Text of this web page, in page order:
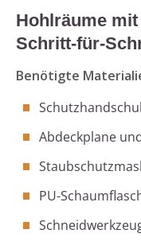
Hohlräume
Schritt-für-
Benötigte
Abdeckplane
PU-